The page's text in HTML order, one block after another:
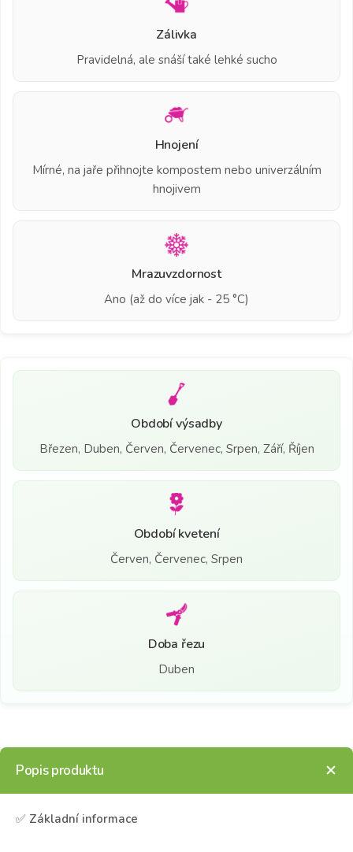
Zálivka
Pravidelná, ale snáší také lehké sucho
Hnojení
Mírné, na jaře přihnojte kompostem nebo univerzálním
hnojivem
Mrazuvzdornost
Ano (až do více jak - 25 °C)
Období výsadby
Březen, Duben, Červen, Červenec, Srpen, Září, Říjen
Období kvetení
Červen, Červenec, Srpen
Doba řezu
Duben
Popis produktu
✅ Základní informace